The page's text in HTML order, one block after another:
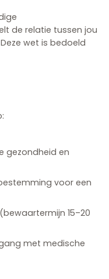
de relatie tussen jou
wet is bedoeld
gezondheid en
voor een
15–20
met medische